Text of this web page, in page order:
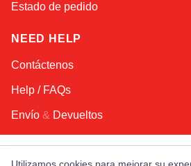
Estado de pedido
NEED HELP
Contáctenos
Help / FAQs
Envío & Devueltos